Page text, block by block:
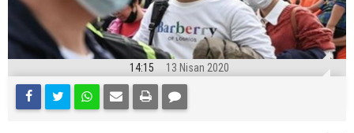
14:15 13 Nisan 2020